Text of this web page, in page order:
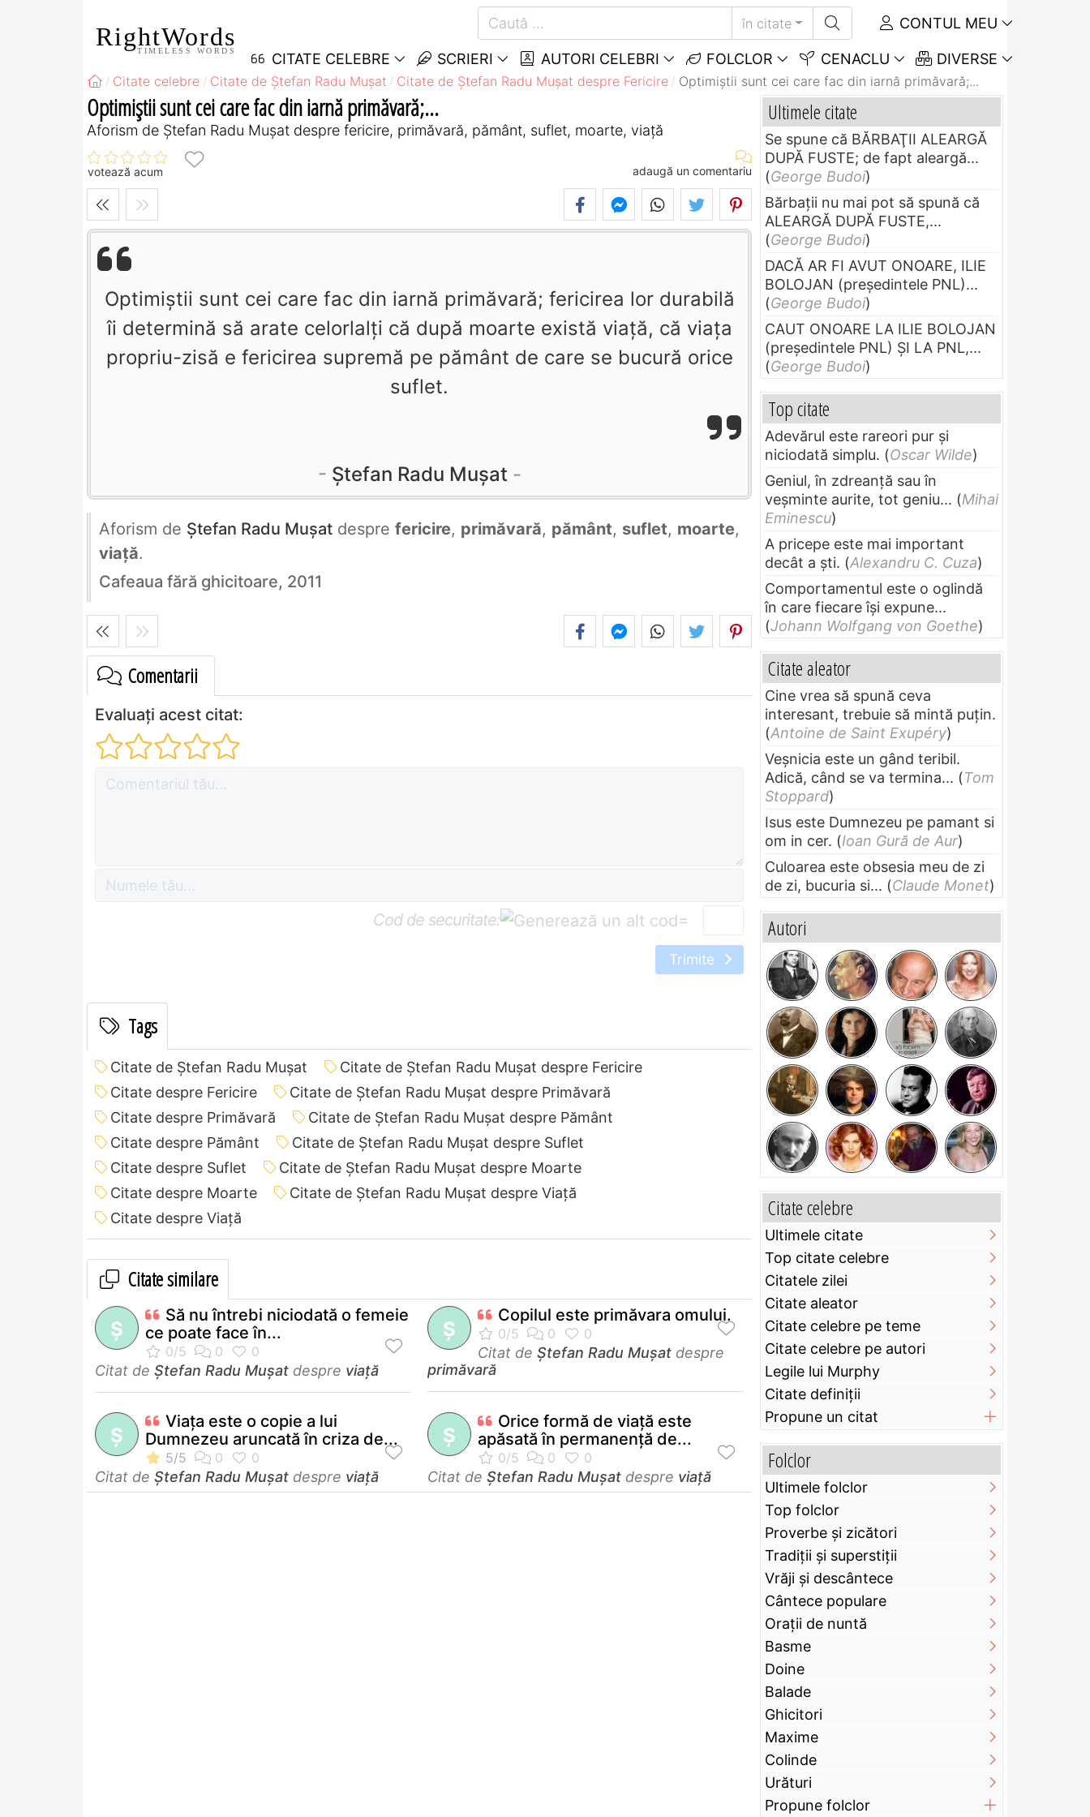
RightWords
TIMELESS WORDS
în citate CONTUL MEU
CITATE CELEBRE SCRIERI AUTORI CELEBRI FOLCLOR CENACLU DIVERSE
Citate celebre Citate de Ştefan Radu Muşat Citate de Ştefan Radu Muşat despre Fericire Optimiștii sunt cei care fac din iarnă primăvară;...
Optimiștii sunt cei care fac din iarnă primăvară;...
Aforism de Ştefan Radu Muşat despre fericire, primăvară, pământ, suflet, moarte, viață
votează acum adaugă un comentariu
Optimiștii sunt cei care fac din iarnă primăvară; fericirea lor durabilă
îi determină să arate celorlalți că după moarte există viață, că viața
propriu-zisă e fericirea supremă pe pământ de care se bucură orice
suflet.
Ştefan Radu Muşat
Aforism de Ştefan Radu Muşat despre fericire, primăvară, pământ, suflet, moarte,
viață.
Cafeaua fără ghicitoare, 2011
Comentarii
Evaluați acest citat:
Cod de securitate: =
Trimite
Tags
Citate de Ştefan Radu Muşat
Citate de Ştefan Radu Muşat despre Fericire
Citate despre Fericire
Citate de Ştefan Radu Muşat despre Primăvară
Citate despre Primăvară
Citate de Ştefan Radu Muşat despre Pământ
Citate despre Pământ
Citate de Ştefan Radu Muşat despre Suflet
Citate despre Suflet
Citate de Ştefan Radu Muşat despre Moarte
Citate despre Moarte
Citate de Ştefan Radu Muşat despre Viață
Citate despre Viață
Citate similare
Ş
Să nu întrebi niciodată o femeie
ce poate face în...
Citat de Ştefan Radu Muşat despre viață
Ş
Copilul este primăvara omului.
Citat de Ştefan Radu Muşat despre
primăvară
Ş
Viaţa este o copie a lui
Dumnezeu aruncată în criza de...
Citat de Ştefan Radu Muşat despre viață
Ş
Orice formă de viață este
apăsată în permanență de...
Citat de Ştefan Radu Muşat despre viață
Ultimele citate
Se spune că BĂRBAŢII ALEARGĂ
DUPĂ FUSTE; de fapt aleargă...
(George Budoi)
Bărbaţii nu mai pot să spună că
ALEARGĂ DUPĂ FUSTE,...
(George Budoi)
DACĂ AR FI AVUT ONOARE, ILIE
BOLOJAN (preşedintele PNL)...
(George Budoi)
CAUT ONOARE LA ILIE BOLOJAN
(preşedintele PNL) ŞI LA PNL,...
(George Budoi)
Top citate
Adevărul este rareori pur și
niciodată simplu. (Oscar Wilde)
Geniul, în zdreanţă sau în
veşminte aurite, tot geniu... (Mihai
Eminescu)
A pricepe este mai important
decât a ști. (Alexandru C. Cuza)
Comportamentul este o oglindă
în care fiecare își expune...
(Johann Wolfgang von Goethe)
Citate aleator
Cine vrea să spună ceva
interesant, trebuie să mintă puțin.
(Antoine de Saint Exupéry)
Veșnicia este un gând teribil.
Adică, când se va termina... (Tom
Stoppard)
Isus este Dumnezeu pe pamant si
om in cer. (Ioan Gură de Aur)
Culoarea este obsesia meu de zi
de zi, bucuria si... (Claude Monet)
Autori
Citate celebre
Ultimele citate
Top citate celebre
Citatele zilei
Citate aleator
Citate celebre pe teme
Citate celebre pe autori
Legile lui Murphy
Citate definiţii
Propune un citat
Folclor
Ultimele folclor
Top folclor
Proverbe și zicători
Tradiții și superstiții
Vrăji și descântece
Cântece populare
Orații de nuntă
Basme
Doine
Balade
Ghicitori
Maxime
Colinde
Urături
Propune folclor